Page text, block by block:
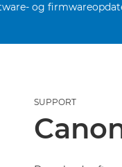
og
SUPPORT